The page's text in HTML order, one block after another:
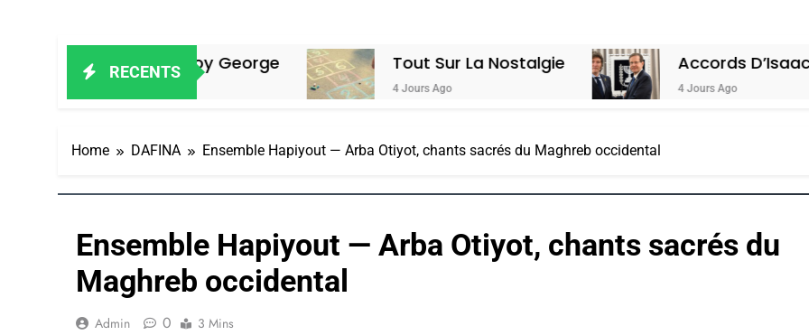
RECENTS
De Boy George Tout Sur La Nostalgie
4 Jours Ago
Accords D’Isaac: L’alliance
4 Jours Ago
Home DAFINA Ensemble Hapiyout — Arba Otiyot, chants sacrés du Maghreb occidental
Ensemble Hapiyout — Arba Otiyot, chants sacrés du
Maghreb occidental
Admin 0 3 Mins